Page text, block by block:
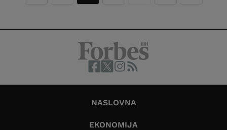
NASLOVNA
EKONOMIJA